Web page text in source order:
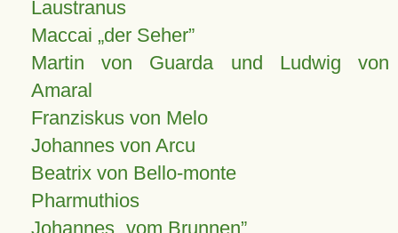
Laustranus
Maccai „der Seher”
Martin von Guarda und Ludwig von
Amaral
Franziskus von Melo
Johannes von Arcu
Beatrix von Bello-monte
Pharmuthios
Johannes vom Brunnen